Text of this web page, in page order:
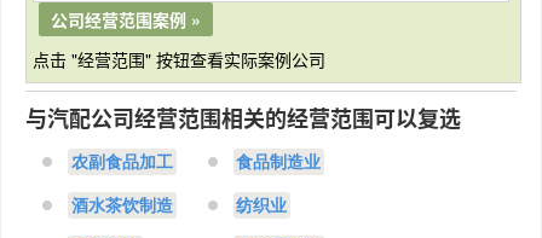
公司经营范围案例 »
点击 "经营范围" 按钮查看实际案例公司
与汽配公司经营范围相关的经营范围可以复选
农副食品加工 食品制造业
酒水茶饮制造 纺织业